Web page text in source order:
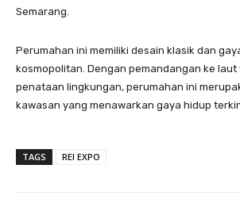
Semarang.
Perumahan ini memiliki desain klasik dan
kosmopolitan. Dengan pemandangan ke
penataan lingkungan, perumahan ini
kawasan yang menawarkan gaya hidup
TAGS REI EXPO